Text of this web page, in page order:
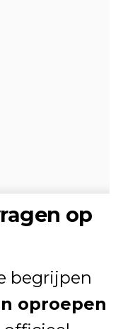
op
begrijpen
oproepen